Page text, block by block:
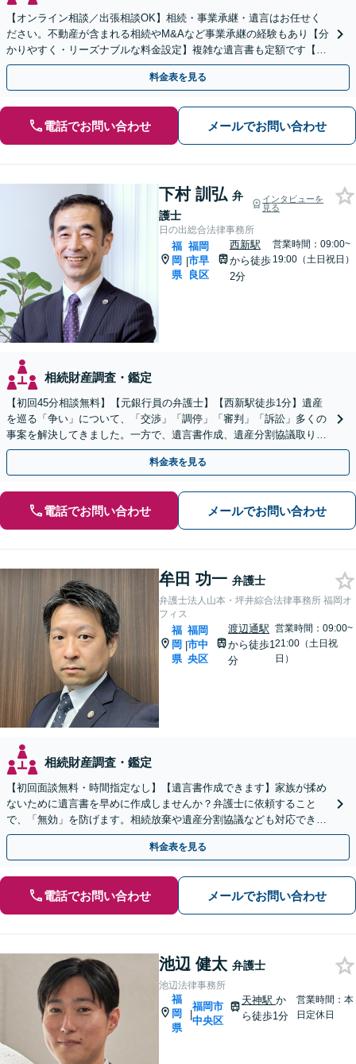
【オンライン相談／出張相談OK】相続・事業承継・遺言はお任せく
ださい。不動産が含まれる相続やM&Aなど事業承継の経験もあり【分
かりやすく・リーズナブルな料金設定】複雑な遺言書も定額です【夜
間・休日対応可能】【藤崎駅徒歩5分】【弁護士歴7年】
料金表を見る
電話でお問い合わせ メールでお問い合わせ
下村 訓弘 弁
護士
インタビューを
見る
日の出総合法律事務所
福
岡
県
|
福岡
市早
良区
西新駅
から徒歩
2分
営業時間：09:00~
19:00（土日祝日）
相続財産調査・鑑定
【初回45分相談無料】【元銀行員の弁護士】【西新駅徒歩1分】遺産
を巡る「争い」について、「交渉」「調停」「審判」「訴訟」多くの
事案を解決してきました。一方で、遺言書作成、遺産分割協議取り纏
め、遺産の換価・名義変更等々の業務も大歓迎です。
料金表を見る
電話でお問い合わせ メールでお問い合わせ
牟田 功一 弁護士
弁護士法人山本・坪井綜合法律事務所 福岡オ
フィス
福
岡
県
|
福岡
市中
央区
渡辺通駅
から徒歩1
分
営業時間：09:00~
21:00（土日祝
日）
相続財産調査・鑑定
【初回面談無料・時間指定なし】【遺言書作成できます】家族が揉め
ないために遺言書を早めに作成しませんか？弁護士に依頼すること
で、「無効」を防げます。相続放棄や遺産分割協議なども対応できま
す。【訪問相談可】【土日祝・夜間早朝も対応】
料金表を見る
電話でお問い合わせ メールでお問い合わせ
池辺 健太 弁護士
池辺法律事務所
福
岡
県
|
福岡市
中央区
天神駅 か
ら徒歩1分
営業時間：本
日定休日